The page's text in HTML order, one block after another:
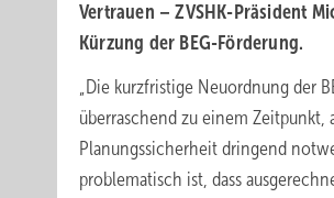
Ver­trauen – ZVSHK-Präsident
Kür­zung der BEG-Förderung.
„Die kurzfristige Neuordnung der
überraschend zu einem Zeitpunkt,
Planungssicherheit dringend
problematisch ist, dass